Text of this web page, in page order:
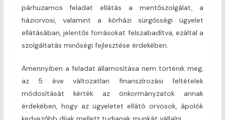
párhuzamos feladat ellátás a mentőszolgálat, a
háziorvosi, valamint a kórházi sürgősségi ügyelet
ellátásában, jelentős forrásokat felszabadítva, ezáltal a
szolgáltatás minőségi fejlesztése érdekében.
Amennyiben a feladat államosítása nem történik meg,
az 5 éve változatlan finanszírozási feltételek
módosítását kérték az önkormányzatok annak
érdekében, hogy az ügyeletet ellátó orvosok, ápolók